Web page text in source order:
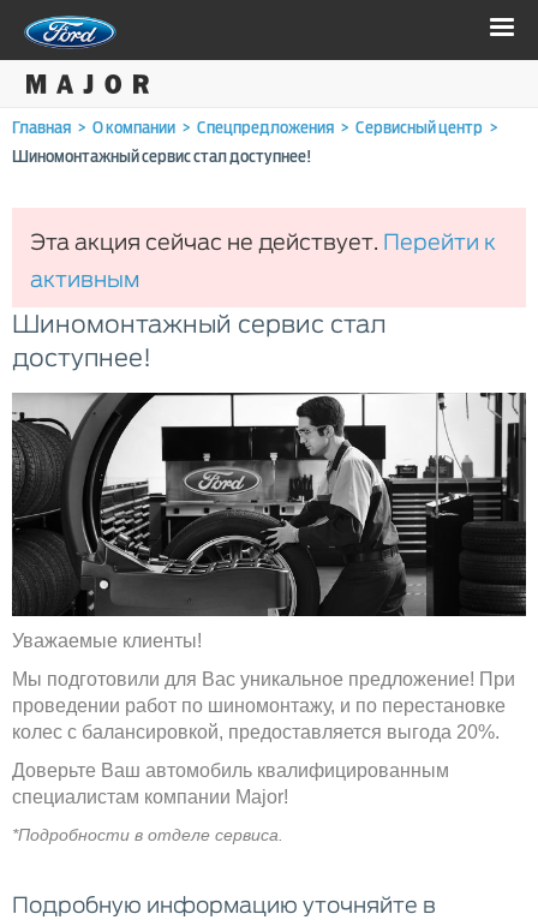
Главная > О компании > Спецпредложения > Сервисный центр >
Шиномонтажный сервис стал доступнее!
Эта акция сейчас не действует. Перейти к
активным
Шиномонтажный сервис стал
доступнее!
Уважаемые клиенты!
Мы подготовили для Вас уникальное предложение! При
проведении работ по шиномонтажу, и по перестановке
колес с балансировкой, предоставляется выгода 20%.
Доверьте Ваш автомобиль квалифицированным
специалистам компании Major!
*Подробности в отделе сервиса.
Подробную информацию уточняйте в